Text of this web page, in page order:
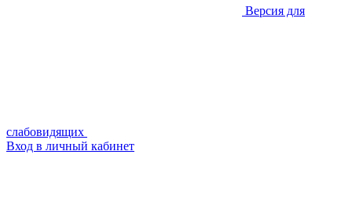
Версия для
слабовидящих
Вход в личный кабинет